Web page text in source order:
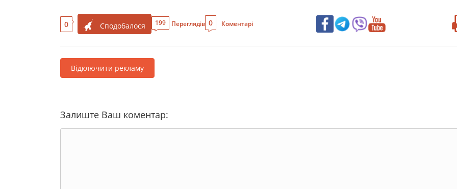
0 Сподобалося 199 Переглядів 0 Коментарі
Відключити рекламу
Залиште Ваш коментар: